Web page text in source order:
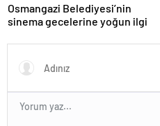
Osmangazi Belediyesi’nin
sinema gecelerine yoğun ilgi